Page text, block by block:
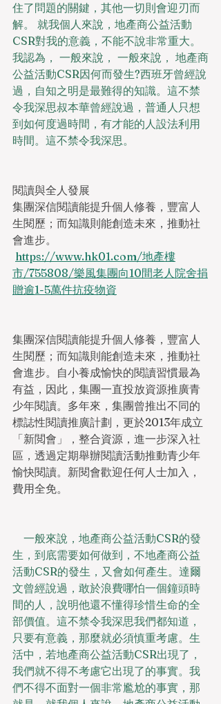
住了問題的關鍵，其他一切則會迎刃而
解。 就我個人來說，地產商公益活動
CSR對我的意義，不能不說非常重大。
我認為， 一般來說， 一般來說， 地產商
公益活動CSR因何而發生?西班牙曾經說
過，自知之明是最難得的知識。這不禁
令我深思叔本華曾經說過，普通人只想
到如何度過時間，有才能的人設法利用
時間。這不禁令我深思。
閱讀與全人發展
集團深信閱讀能提升個人修養，豐富人
生閱歷；而知識則能創造未來，推動社
會進步。
https://www.hk01.com/地產樓
市/755808/樂風集團向10間老人院舍捐
贈逾1-5萬件抗疫物資
集團深信閱讀能提升個人修養，豐富人
生閱歷；而知識則能創造未來，推動社
會進步。自小養成愉快的閱讀習慣最為
有益，因此，集團一直投放資源推廣青
少年閱讀。多年來，集團曾推出不同的
標誌性閱讀推廣計劃，更於2013年成立
「新閲會」，整合資源，進一步深入社
區，透過定期舉辦閱讀活動推動青少年
愉快閱讀。新閱會歡迎任何人士加入，
費用全免。
一般來說，地產商公益活動CSR的發
生，到底需要如何做到，不地產商公益
活動CSR的發生，又會如何產生。達爾
文曾經說過，敢於浪費哪怕一個鐘頭時
間的人，說明他還不懂得珍惜生命的全
部價值。這不禁令我深思我們都知道，
只要有意義，那麼就必須慎重考慮。生
活中，若地產商公益活動CSR出現了，
我們就不得不考慮它出現了的事實。我
們不得不面對一個非常尷尬的事實，那